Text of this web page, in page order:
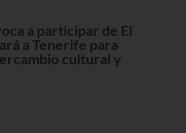
a participar de El
a Tenerife para
cultural y